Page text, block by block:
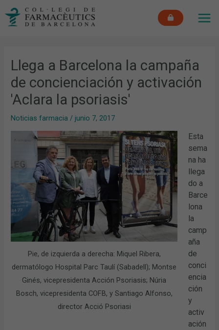
Llega a Barcelona la campaña
de concienciación y activación
'Aclara la psoriasis'
Noticias farmacia /junio 7, 2017
Pie, de izquierda a derecha: Miquel Ribera,
dermatólogo Hospital Parc Taulí (Sabadell); Montse
Ginés, vicepresidenta Acción Psoriasis; Núria
Bosch, vicepresidenta COFB, y Santiago Alfonso,
director Acció Psoriasi
Esta
sema
na ha
llega
do a
Barce
lona
la
camp
aña
de
conci
encia
ción
y
activ
ación